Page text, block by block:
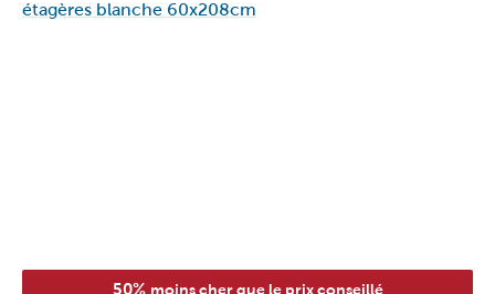
50% moins cher que le prix conseillé